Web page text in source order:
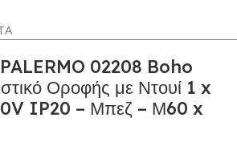
02208 Boho
Οροφής με Ντουί 1 x
IP20 – Μπεζ – Μ60 x